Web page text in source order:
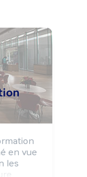
en vue
les